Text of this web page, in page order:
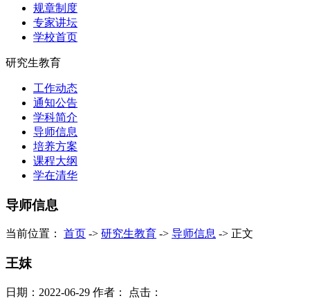
规章制度
专家讲坛
学校首页
研究生教育
工作动态
通知公告
学科简介
导师信息
培养方案
课程大纲
学在清华
导师信息
当前位置： 首页 -> 研究生教育 -> 导师信息 -> 正文
王妺
日期：2022-06-29 作者： 点击：